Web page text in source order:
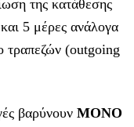
της κατάθεσης
5 μέρες ανάλογα
τραπεζών (outgoing
βαρύνουν MONO